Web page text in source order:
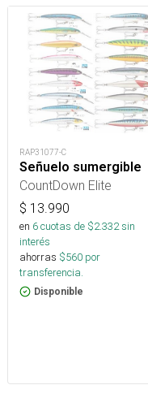
RAP31077-C
Señuelo sumergible
CountDown Elite
$ 13.990
en 6cuotas de $2.332sin
interés
ahorras $560 por
transferencia.
Disponible